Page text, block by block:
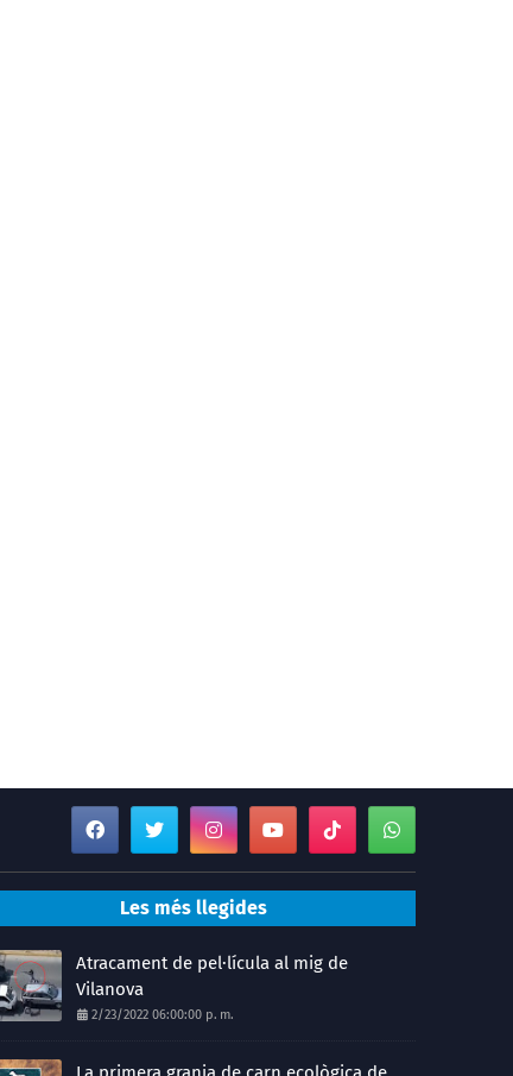
Les més llegides
Atracament de pel·lícula al mig de
Vilanova
2/23/2022 06:00:00 p. m.